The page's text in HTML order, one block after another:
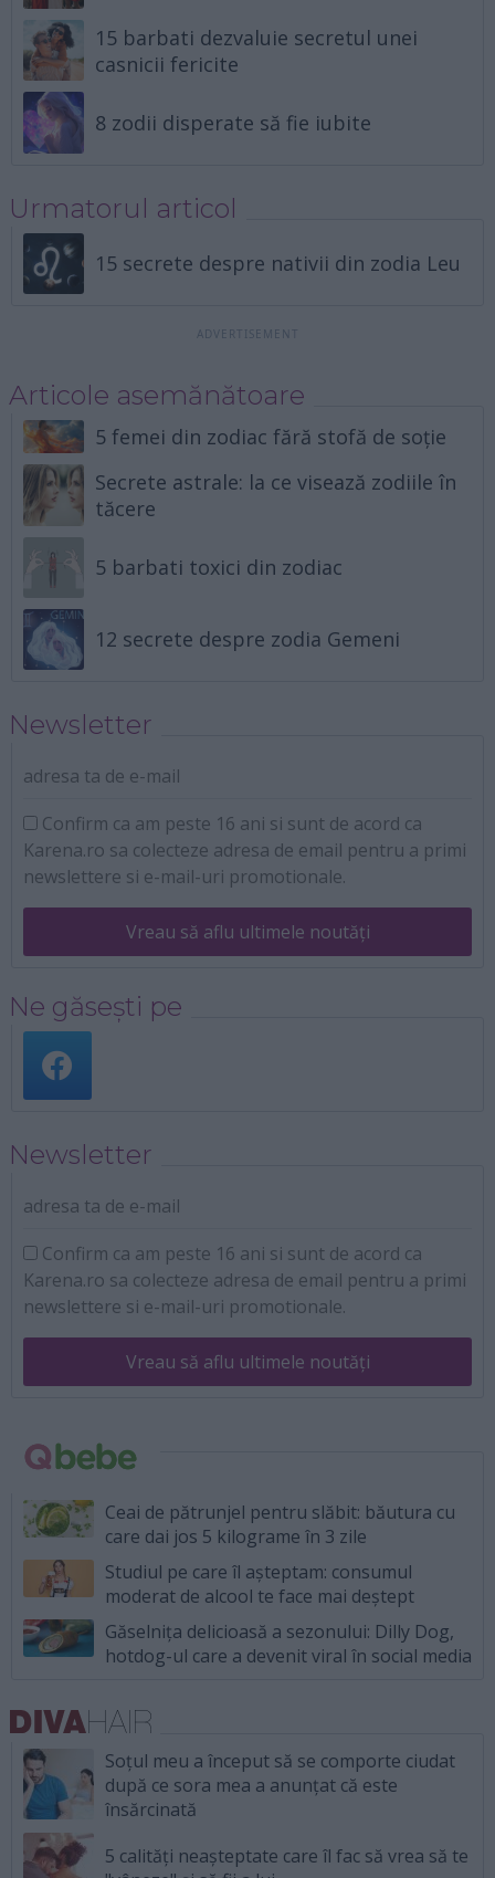
15 barbati dezvaluie secretul unei
casnicii fericite
8 zodii disperate să fie iubite
Urmatorul articol
15 secrete despre nativii din zodia Leu
Articole asemănătoare
5 femei din zodiac fără stofă de soție
Secrete astrale: la ce visează zodiile în
tăcere
5 barbati toxici din zodiac
12 secrete despre zodia Gemeni
Newsletter
adresa ta de e-mail
Confirm ca am peste 16 ani si sunt de acord ca
Karena.ro sa colecteze adresa de email pentru a primi
newslettere si e-mail-uri promotionale.
Vreau să aflu ultimele noutăți
Ne găsești pe
Newsletter
adresa ta de e-mail
Confirm ca am peste 16 ani si sunt de acord ca
Karena.ro sa colecteze adresa de email pentru a primi
newslettere si e-mail-uri promotionale.
Vreau să aflu ultimele noutăți
Ceai de pătrunjel pentru slăbit: băutura cu
care dai jos 5 kilograme în 3 zile
Studiul pe care îl așteptam: consumul
moderat de alcool te face mai deștept
Găselnița delicioasă a sezonului: Dilly Dog,
hotdog-ul care a devenit viral în social media
Soțul meu a început să se comporte ciudat
după ce sora mea a anunțat că este
însărcinată
5 calități neașteptate care îl fac să vrea să te